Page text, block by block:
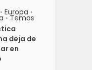
• Europa •
• Temas
deja de
en